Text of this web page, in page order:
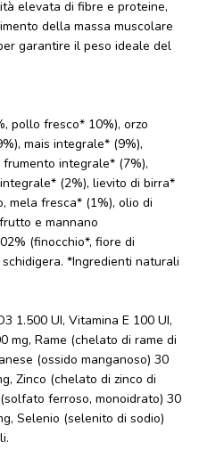
elevata di fibre e proteine,
della massa muscolare
garantire il peso ideale del
pollo fresco* 10%), orzo
mais integrale* (9%),
integrale* (7%),
(2%), lievito di birra*
mela fresca* (1%), olio di
e mannano
(finocchio*, fiore di
*Ingredienti naturali
1.500 UI, Vitamina E 100 UI,
mg, Rame (chelato di rame di
(ossido manganoso) 30
Zinco (chelato di zinco di
ferroso, monoidrato) 30
Selenio (selenito di sodio)